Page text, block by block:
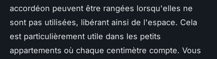
accordéon peuvent être rangées lorsqu'elles ne
sont pas utilisées, libérant ainsi de l'espace. Cela
est particulièrement utile dans les petits
appartements où chaque centimètre compte. Vous